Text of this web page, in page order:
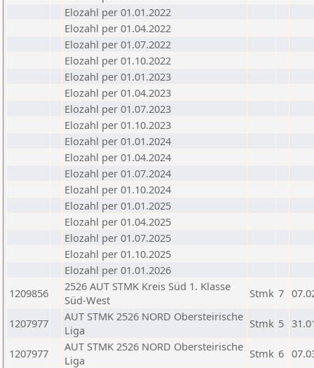
Elozahl per 01.01.2022
Elozahl per 01.04.2022
Elozahl per 01.07.2022
Elozahl per 01.10.2022
Elozahl per 01.01.2023
Elozahl per 01.04.2023
Elozahl per 01.07.2023
Elozahl per 01.10.2023
Elozahl per 01.01.2024
Elozahl per 01.04.2024
Elozahl per 01.07.2024
Elozahl per 01.10.2024
Elozahl per 01.01.2025
Elozahl per 01.04.2025
Elozahl per 01.07.2025
Elozahl per 01.10.2025
Elozahl per 01.01.2026
1209856
2526 AUT STMK Kreis Süd 1. Klasse
Süd-West
Stmk 7
1207977
AUT STMK 2526 NORD Obersteirische
Liga
Stmk 5
1207977
AUT STMK 2526 NORD Obersteirische
Liga
Stmk 6